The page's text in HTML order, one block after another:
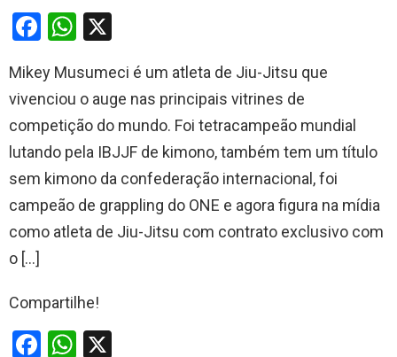
F
ce
b
o
o
k
W
at
s
A
p
p
Mikey Musumeci é um atleta de Jiu-Jitsu que
vivenciou o auge nas principais vitrines de
competição do mundo. Foi tetracampeão mundial
lutando pela IBJJF de kimono, também tem um título
sem kimono da confederação internacional, foi
campeão de grappling do ONE e agora figura na mídia
como atleta de Jiu-Jitsu com contrato exclusivo com
o […]
Compartilhe!
F
W